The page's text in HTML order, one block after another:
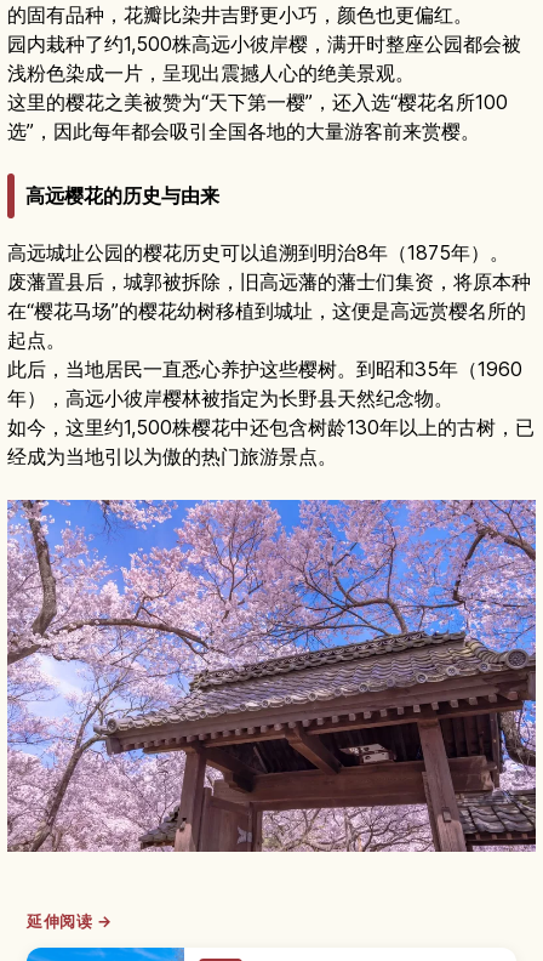
的固有品种，花瓣比染井吉野更小巧，颜色也更偏红。
园内栽种了约1,500株高远小彼岸樱，满开时整座公园都会被
浅粉色染成一片，呈现出震撼人心的绝美景观。
这里的樱花之美被赞为“天下第一樱”，还入选“樱花名所100
选”，因此每年都会吸引全国各地的大量游客前来赏樱。
高远樱花的历史与由来
高远城址公园的樱花历史可以追溯到明治8年（1875年）。
废藩置县后，城郭被拆除，旧高远藩的藩士们集资，将原本种
在“樱花马场”的樱花幼树移植到城址，这便是高远赏樱名所的
起点。
此后，当地居民一直悉心养护这些樱树。到昭和35年（1960
年），高远小彼岸樱林被指定为长野县天然纪念物。
如今，这里约1,500株樱花中还包含树龄130年以上的古树，已
经成为当地引以为傲的热门旅游景点。
延伸阅读 →